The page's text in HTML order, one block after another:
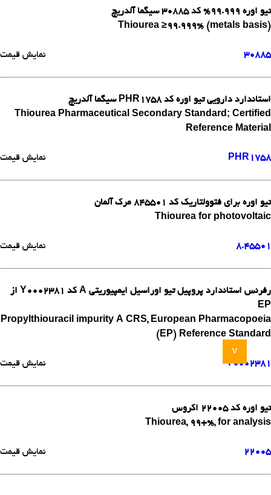
v
تیو اوره 99.999% کد 30885 سیگما آلدریچ
Thiourea ≥99.999% (metals basis)
30885 نمایش قیمت
استاندارد دارویی تیو اوره کد PHR1758 سیگما آلدریچ
Thiourea Pharmaceutical Secondary Standard; Certified
Reference Material
PHR1758 نمایش قیمت
تیو اوره برای فتوولتاریک کد 845501 مرک آلمان
Thiourea for photovoltaic
8.45501 نمایش قیمت
رفرنس استاندارد پروپیل تیو اوراسیل ایمپیوریتی A کد Y0002381 از
EP
Propylthiouracil impurity A CRS, European Pharmacopoeia
(EP) Reference Standard
Y0002381 نمایش قیمت
تیو اوره کد 22005 اکروس
Thiourea, 99+%, for analysis
22005 نمایش قیمت